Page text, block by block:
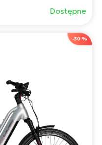
Dostępne
-30 %